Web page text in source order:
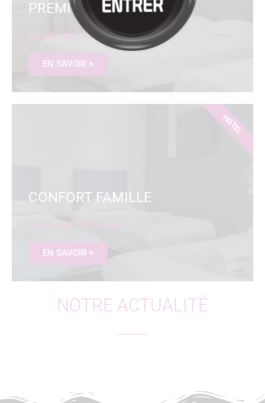
Cliquez pour entrer